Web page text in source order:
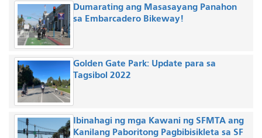
Dumarating ang Masasayang Panahon
sa Embarcadero Bikeway!
Golden Gate Park: Update para sa
Tagsibol 2022
Ibinahagi ng mga Kawani ng SFMTA ang
Kanilang Paboritong Pagbibisikleta sa SF